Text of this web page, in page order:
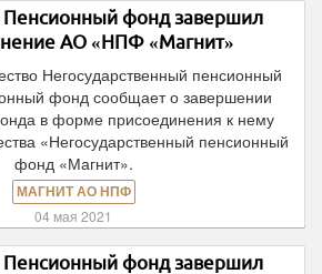
фонд завершил
АО «НПФ «Магнит»
Негосударственный пенсионный
фонд сообщает о завершении
в форме присоединения к нему
«Негосударственный пенсионный
фонд «Магнит».
МАГНИТ АО НПФ
04 мая 2021
фонд завершил